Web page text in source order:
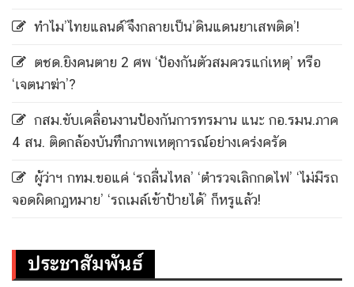
ทำไม’ไทยแลนด์’จึงกลายเป็น’ดินแดนยาเสพติด’!
ตชด.ยิงคนตาย 2 ศพ ‘ป้องกันตัวสมควรแก่เหตุ’ หรือ
‘เจตนาฆ่า’?
กสม.ขับเคลื่อนงานป้องกันการทรมาน แนะ กอ.รมน.ภาค
4 สน. ติดกล้องบันทึกภาพเหตุการณ์อย่างเคร่งครัด
ผู้ว่าฯ กทม.ขอแค่ ‘รถลื่นไหล’ ‘ตำรวจเลิกกดไฟ’ ‘ไม่มีรถ
จอดผิดกฎหมาย’ ‘รถเมล์เข้าป้ายได้’ ก็หรูแล้ว!
ประชาสัมพันธ์